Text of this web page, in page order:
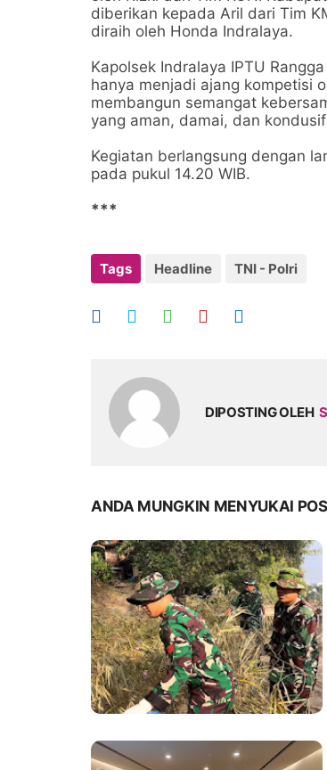
diberikan kepada Aril dari Tim
diraih oleh Honda Indralaya.
Kapolsek Indralaya IPTU
hanya menjadi ajang kompetisi
membangun semangat
yang aman, damai, dan
Kegiatan berlangsung dengan
pada pukul 14.20 WIB.
***
Tags Headline TNI - Polri
DIPOSTING OLEH
ANDA MUNGKIN MENYUKAI